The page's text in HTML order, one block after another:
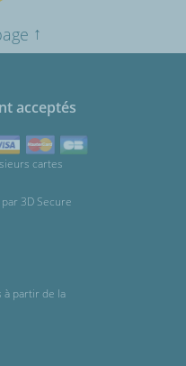
↑
acceptés
cartes
3D Secure
à partir de la